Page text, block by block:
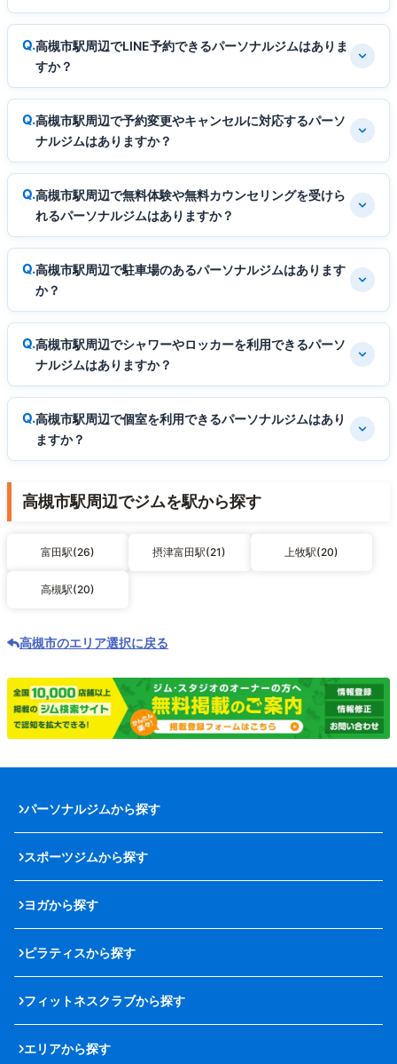
高槻市駅周辺でLINE予約できるパーソナルジムはありま
すか？
高槻市駅周辺で予約変更やキャンセルに対応するパーソ
ナルジムはありますか？
高槻市駅周辺で無料体験や無料カウンセリングを受けら
れるパーソナルジムはありますか？
高槻市駅周辺で駐車場のあるパーソナルジムはあります
か？
高槻市駅周辺でシャワーやロッカーを利用できるパーソ
ナルジムはありますか？
高槻市駅周辺で個室を利用できるパーソナルジムはあり
ますか？
高槻市駅周辺でジムを駅から探す
富田駅(26) 摂津富田駅(21) 上牧駅(20)
高槻駅(20)
高槻市のエリア選択に戻る
パーソナルジムから探す
スポーツジムから探す
ヨガから探す
ピラティスから探す
フィットネスクラブから探す
エリアから探す